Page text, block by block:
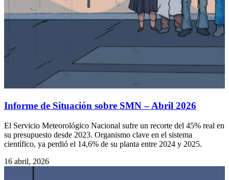
Informe de Situación sobre SMN – Abril 2026
El Servicio Meteorológico Nacional sufre un recorte del 45% real en
su presupuesto desde 2023. Organismo clave en el sistema
científico, ya perdió el 14,6% de su planta entre 2024 y 2025.
16 abril, 2026